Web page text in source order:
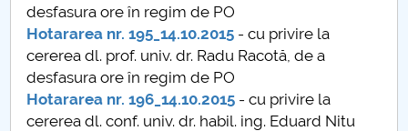
Ghiduri pentru STUDENȚI
Relations publiques
Relations Internationales
desfasura ore în regim de PO
Hotararea nr. 195_14.10.2015 - cu privire la
cererea dl. prof. univ. dr. Radu Racotă, de a
desfasura ore în regim de PO
Hotararea nr. 196_14.10.2015 - cu privire la
cererea dl. conf. univ. dr. habil. ing. Eduard Nitu